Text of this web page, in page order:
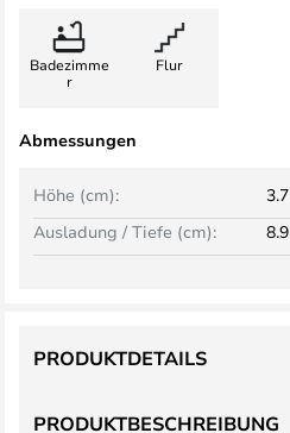
Badezimme
r
Flur
Abmessungen
Höhe (cm):
3.7
Ausladung / Tiefe (cm):
8.9
PRODUKTBESCHREIBUNG
PRODUKTDETAILS